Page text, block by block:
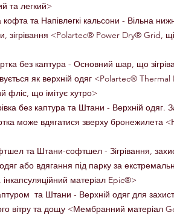
та легкий>
та Напівлегкі кальсони - Вільна
зігрівання <Polartec® Power Dry® Grid,
без каптура - Основний шар, що
як верхній одяг <Polartec®
фліс, що імітує хутро>
без каптура та Штани - Верхній одяг.
може вдягатися зверху бронежилета
та Штани-софтшел - Зігрівання,
або вдягання під парку за
матеріал Epic®>
та Штани - Верхній одяг для
вітру та дощу <Мембранний матеріал